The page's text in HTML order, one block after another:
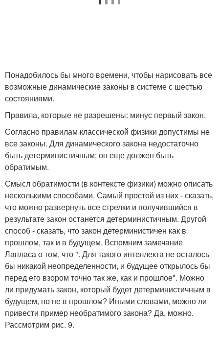
Понадобилось бы много времени, чтобы нарисовать все
возможные динамические законы в системе с шестью
состояниями.
Правила, которые не разрешены: минус первый закон.
Согласно правилам классической физики допустимы не
все законы. Для динамического закона недостаточно
быть детерминистичным; он еще должен быть
обратимым.
Смысл обратимости (в контексте физики) можно описать
несколькими способами. Самый простой из них - сказать,
что можно развернуть все стрелки и получившийся в
результате закон останется детерминистичным. Другой
способ - сказать, что закон детерминистичен как в
прошлом, так и в будущем. Вспомним замечание
Лапласа о том, что ". Для такого интеллекта не осталось
бы никакой неопределенности, и будущее открылось бы
перед его взором точно так же, как и прошлое". Можно
ли придумать закон, который будет детерминистичным в
будущем, но не в прошлом? Иными словами, можно ли
привести пример необратимого закона? Да, можно.
Рассмотрим рис. 9.